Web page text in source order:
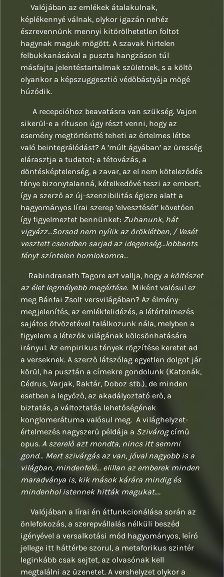
Valójában az emlékek átalakulnak,
képlékennyé válnak, olykor igazán nehéz
észrevennünk mennyi kitörölhetetlen foltot
hagynak maguk mögött. A szavak hirtelen
felbukkanásával a puszta hangzáson túl
másfajta jelentéstartalmak születnek, s a költő
olyankor a képszuggesztió védőbástyája mögé
húzódik.
A recepcióhoz beavatásra van szükség. Vajon
sikerül-e a rítuson úgy részt venni, hogy az
esemény megtörténtté teheti az értelmes létbe
való beintegrálódást? A ’múlt ágyában’ az üresség
elárasztja a tudatot; a tétovázás, a
döntésképtelenség, a zavar, az el nem köteleződés
ténye bizonytalanná, kételkedővé teszi az embert,
így a szerző az új-szenzibilitás égisze alatt a
hagyományos lírai szerep ’elvesztését’ követően
így figyelmeztet bennünket: Zuhanunk, hát
vigyázz…Sorsod nem nyílik az öröklétben, / Vesét
vesztett csendben sarjad az idegenség…lobbants
fényt színtelen homlokomra…
Rabindranath Tagore azt vallja, hogy a költészet
az élet legmélyebb megértése. Miként valósul ez
meg Bánfai Zsolt versvilágában? Az élmény-
megjelenítés, az emlékfelidézés, a létértelmezés
sajátos ötvözetével találkozunk nála, melyben a
figyelem a létezők világának kölcsönhatására
irányul. Az empirikus tények rögzítése keretet ad
a verseknek. A szerző látszólag egyetlen dolgot jár
körül, ha pusztán a címekre gondolunk (Katonák,
Cédrus, Varjak, Raktár, Doboz stb.), de minden
esetben a legyőző, az akadályoztató erő, a
biztatás, a változtatás lehetőségének
konglomerátuma valósul meg. A világhelyzet-
értelmezés nagyszerű példája a Szivárogcímű
opus. A szerelő azt mondta, nincs itt semmi
gond… Mert szivárgás az van, jóval nagyobb is a
világban, mindenfelé… elillan az emberek minden
maradványa is, kik mások kárára mindig és
mindenhol istennek hitták magukat….
Valójában a lírai én átfunkcionálása során az
önlefokozás, a szerepvállalás nélküli beszéd
igényével a versalkotási mód hagyományos, leíró
jellege itt háttérbe szorul, a metaforikus szintér
leginkább csak sejtet, az olvasónak kell
megtalálni az üzenetet. A vershelyzet olykor a